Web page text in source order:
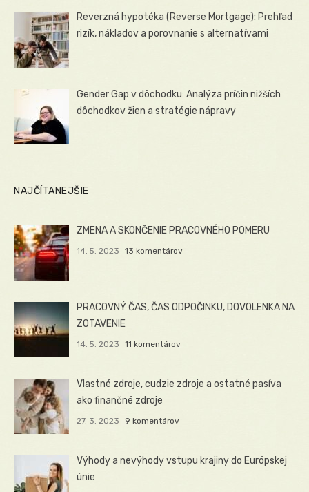
Reverzná hypotéka (Reverse Mortgage): Prehľad
rizík, nákladov a porovnanie s alternatívami
Gender Gap v dôchodku: Analýza príčin nižších
dôchodkov žien a stratégie nápravy
NAJČÍTANEJŠIE
ZMENA A SKONČENIE PRACOVNÉHO POMERU
14. 5. 2023 13 komentárov
PRACOVNÝ ČAS, ČAS ODPOČINKU, DOVOLENKA NA
ZOTAVENIE
14. 5. 2023 11 komentárov
Vlastné zdroje, cudzie zdroje a ostatné pasíva
ako finančné zdroje
27. 3. 2023 9 komentárov
Výhody a nevýhody vstupu krajiny do Európskej
únie